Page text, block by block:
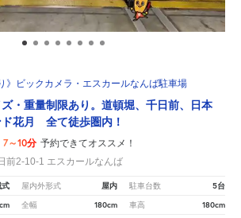
》ビックカメラ・エスカールなんば駐車場
ズ・重量制限あり。道頓堀、千日前、日本
花月 全て徒歩圏内！
7～10分 予約できてオススメ！
前2-10-1 エスカールなんば
式 屋内外形式 屋内 駐車台数 5台
全幅 180cm 車高 180cm